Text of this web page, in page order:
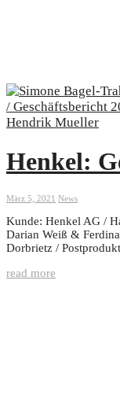
Henkel:
März 5, 2021 News
Kunde: Henkel AG /
Darian Weiß &
Dorbrietz /
read more